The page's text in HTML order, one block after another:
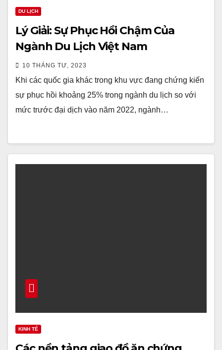
DU LỊCH
Lý Giải: Sự Phục Hồi Chậm Của
Ngành Du Lịch Việt Nam
10 THÁNG TƯ, 2023
Khi các quốc gia khác trong khu vực đang chứng kiến
sự phục hồi khoảng 25% trong ngành du lịch so với
mức trước đại dịch vào năm 2022, ngành…
KINH TẾ